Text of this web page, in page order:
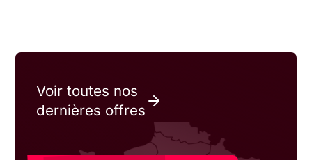
Voir toutes nos
dernières offres